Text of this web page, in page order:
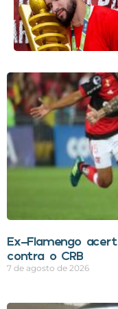
Ex-Flamengo
contra o CRB
7 de agosto de 2026